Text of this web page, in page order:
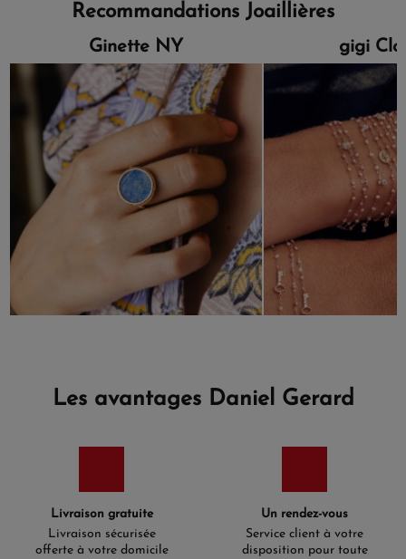
Recommandations Joaillières
Ginette NY gigi
Les avantages Daniel Gerard
Livraison gratuite
Livraison sécurisée
offerte à votre domicile
Un rendez-vous
Service client à votre
disposition pour toute